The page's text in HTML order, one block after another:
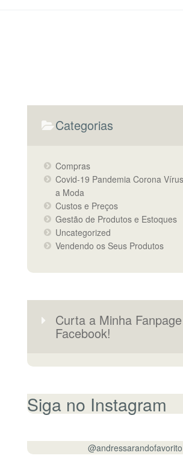
Categorias
Compras
Covid-19 Pandemia Corona
a Moda
Custos e Preços
Gestão de Produtos e Estoques
Uncategorized
Vendendo os Seus Produtos
Curta a Minha
Facebook!
Siga no Instagram
@andressarandofavorito